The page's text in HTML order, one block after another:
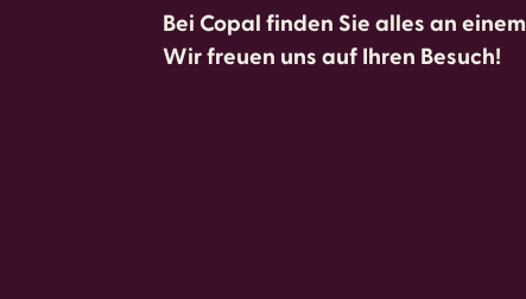
Bei Copal finden Sie alles an
Wir freuen uns auf Ihren Besuch!